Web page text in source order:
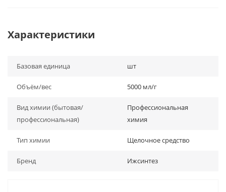
Характеристики
Базовая единица шт
Объём/вес 5000 мл/г
Вид химии (бытовая/
профессиональная)
Профессиональная
химия
Тип химии Щелочное средство
Бренд Ижсинтез